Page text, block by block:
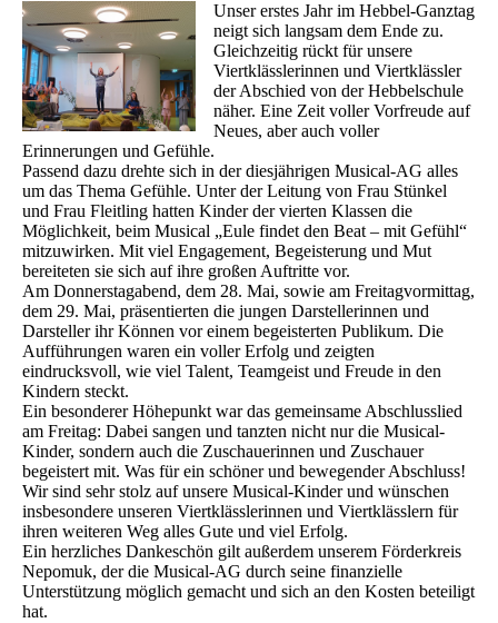
Unser erstes Jahr im Hebbel-Ganztag
neigt sich langsam dem Ende zu.
Gleichzeitig rückt für unsere
Viertklässlerinnen und Viertklässler
der Abschied von der Hebbelschule
näher. Eine Zeit voller Vorfreude auf
Neues, aber auch voller
Erinnerungen und Gefühle.
Passend dazu drehte sich in der diesjährigen Musical-AG alles
um das Thema Gefühle. Unter der Leitung von Frau Stünkel
und Frau Fleitling hatten Kinder der vierten Klassen die
Möglichkeit, beim Musical „Eule findet den Beat – mit Gefühl“
mitzuwirken. Mit viel Engagement, Begeisterung und Mut
bereiteten sie sich auf ihre großen Auftritte vor.
Am Donnerstagabend, dem 28. Mai, sowie am Freitagvormittag,
dem 29. Mai, präsentierten die jungen Darstellerinnen und
Darsteller ihr Können vor einem begeisterten Publikum. Die
Aufführungen waren ein voller Erfolg und zeigten
eindrucksvoll, wie viel Talent, Teamgeist und Freude in den
Kindern steckt.
Ein besonderer Höhepunkt war das gemeinsame Abschlusslied
am Freitag: Dabei sangen und tanzten nicht nur die Musical-
Kinder, sondern auch die Zuschauerinnen und Zuschauer
begeistert mit. Was für ein schöner und bewegender Abschluss!
Wir sind sehr stolz auf unsere Musical-Kinder und wünschen
insbesondere unseren Viertklässlerinnen und Viertklässlern für
ihren weiteren Weg alles Gute und viel Erfolg.
Ein herzliches Dankeschön gilt außerdem unserem Förderkreis
Nepomuk, der die Musical-AG durch seine finanzielle
Unterstützung möglich gemacht und sich an den Kosten beteiligt
hat.